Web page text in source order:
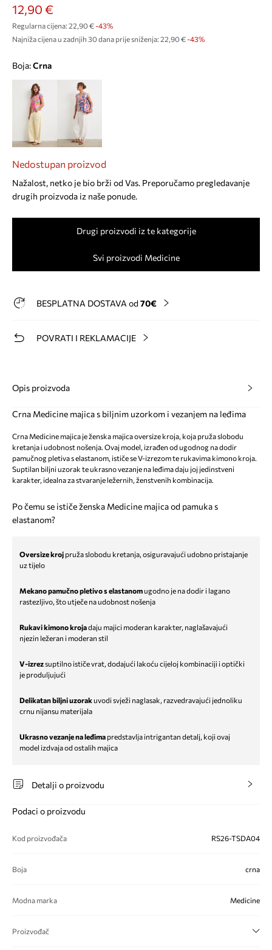
12,90 €
Regularna cijena: 22,90 €-43%
Najniža cijena u zadnjih 30 dana prije sniženja: 22,90 € -43%
Boja: crna
Nedostupan proizvod
Nažalost, netko je bio brži od Vas. Preporučamo pregledavanje
drugih proizvoda iz naše ponude.
Drugi proizvodi iz te kategorije
Svi proizvodi Medicine
BESPLATNA DOSTAVA od 70€
POVRATI I REKLAMACIJE
Opis proizvoda
Crna Medicine majica s biljnim uzorkom i vezanjem na leđima
Crna Medicine majica je ženska majica oversize kroja, koja pruža slobodu
kretanja i udobnost nošenja. Ovaj model, izrađen od ugodnog na dodir
pamučnog pletiva s elastanom, ističe se V-izrezom te rukavima kimono kroja.
Suptilan biljni uzorak te ukrasno vezanje na leđima daju joj jedinstveni
karakter, idealna za stvaranje ležernih, ženstvenih kombinacija.
Po čemu se ističe ženska Medicine majica od pamuka s
elastanom?
Oversize kroj pruža slobodu kretanja, osiguravajući udobno pristajanje
uz tijelo
Mekano pamučno pletivo s elastanomugodno je na dodir i lagano
rastezljivo, što utječe na udobnost nošenja
Rukavi kimono krojadaju majici moderan karakter, naglašavajući
njezin ležeran i moderan stil
V-izrezsuptilno ističe vrat, dodajući lakoću cijeloj kombinaciji i optički
je produljujući
Delikatan biljni uzorakuvodi svježi naglasak, razvedravajući jednoliku
crnu nijansu materijala
Ukrasno vezanje na leđima predstavlja intrigantan detalj, koji ovaj
model izdvaja od ostalih majica
Detalji o proizvodu
Podaci o proizvodu
Kod proizvođača RS26-TSDA04
Boja crna
Modna marka Medicine
Proizvođač